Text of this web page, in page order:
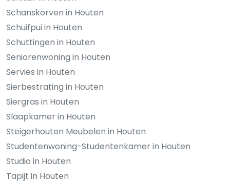
Schanskorven in Houten
Schuifpui in Houten
Schuttingen in Houten
Seniorenwoning in Houten
Servies in Houten
Sierbestrating in Houten
Siergras in Houten
Slaapkamer in Houten
Steigerhouten Meubelen in Houten
Studentenwoning-Studentenkamer in Houten
Studio in Houten
Tapijt in Houten